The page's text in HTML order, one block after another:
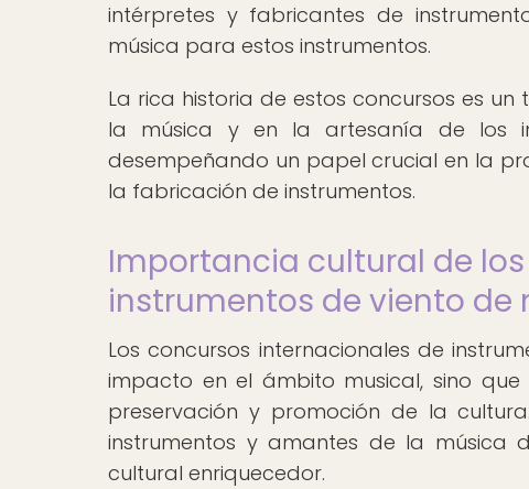
intérpretes y fabricantes de
música para estos instrumentos.
La rica historia de estos concursos es
la música y en la artesanía de los
desempeñando un papel crucial en la
la fabricación de instrumentos.
Importancia cultural de
instrumentos de viento de
Los concursos internacionales de
impacto en el ámbito musical, sino
preservación y promoción de la
instrumentos y amantes de la música
cultural enriquecedor.